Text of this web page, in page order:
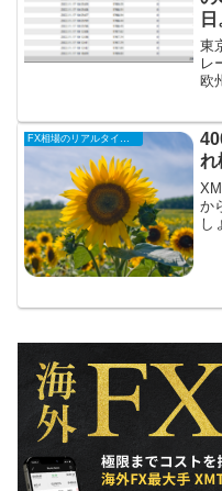
日
東
レ
欧
FX相場のリアルタイム情報
れ
か
し